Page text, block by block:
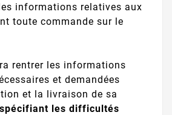
informations relatives aux
toute commande sur le
rentrer les informations
et demandées
et la livraison de sa
les difficultés